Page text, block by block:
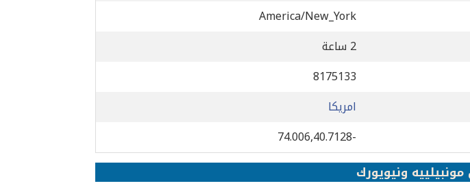
America/New_York
2 ساعة
8175133
امريكا
-74.006,40.7128
ونيويورك